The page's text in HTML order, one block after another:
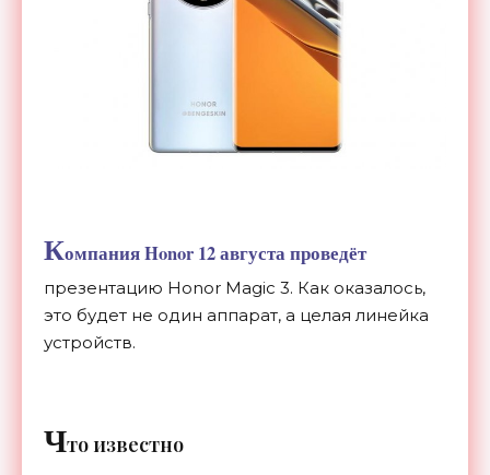
Компания Honor 12 августа проведёт
презентацию Honor Magic 3. Как оказалось,
это будет не один аппарат, а целая линейка
устройств.
Что известно